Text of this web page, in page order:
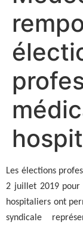
Les élections
2 juillet 2019 pour
hospitaliers ont
syndicale